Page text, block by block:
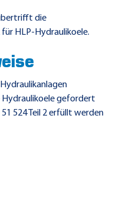
die
für HLP-Hydraulikoele.
Hydraulikanlagen
Hydraulikoele gefordert
524 Teil 2 erfüllt werden